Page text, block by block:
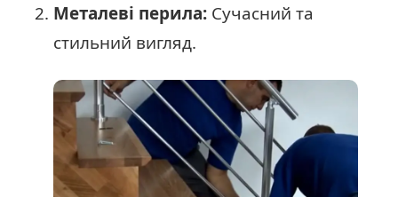
Металеві перила: Сучасний та
стильний вигляд.